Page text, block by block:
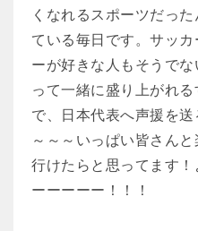
くなれるスポーツだっ
ている毎日です。サッ
ーが好きな人もそうで
って一緒に盛り上がれ
で、日本代表へ声援を
～～～いっぱい皆さん
行けたらと思ってます
ーーーーー！！！